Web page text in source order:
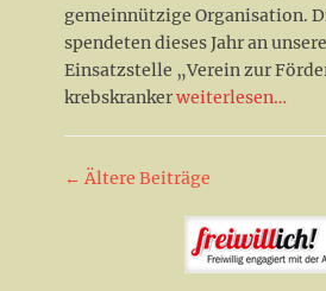
gemeinnützige Organisation.
spendeten dieses Jahr an
Einsatzstelle „Verein zur
krebskrankerweiterlesen…
Beitrag-
← Ältere Beiträge